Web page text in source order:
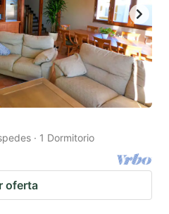
· 1 Dormitorio
oferta